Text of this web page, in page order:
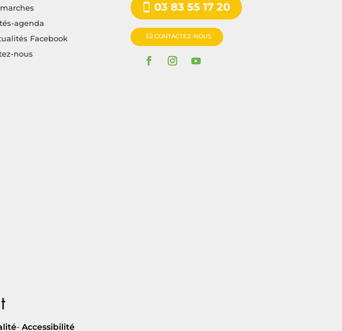
agenda
Facebook
nous
03 83 55 17 20
CONTACTEZ-NOUS
- Accessibilité